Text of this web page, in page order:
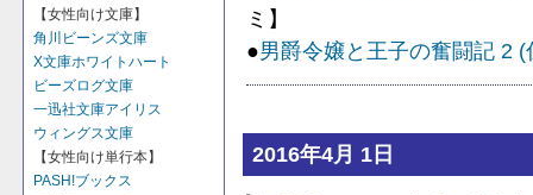
【女性向け文庫】
角川ビーンズ文庫
X文庫ホワイトハート
ビーズログ文庫
一迅社文庫アイリス
ウィングス文庫
【女性向け単行本】
PASH!ブックス
ミ】
●男爵令嬢と王子の奮闘記 2 (
2016年4月 1日